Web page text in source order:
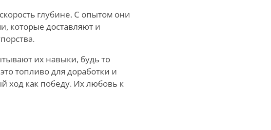
глубине. С опытом они
которые доставляют и
их навыки, будь то
топливо для доработки и
ход как победу. Их любовь к